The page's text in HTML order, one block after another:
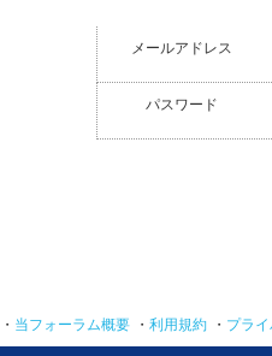
メールアドレス
パスワード
・ 当フォーラム概要 ・ 利用規約 ・ プラ